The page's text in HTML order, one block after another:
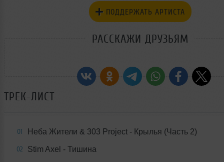
ПОДДЕРЖАТЬ АРТИСТА
РАССКАЖИ ДРУЗЬЯМ
ТРЕК-ЛИСТ
01 Неба Жители & 303 Project - Крылья (Часть 2)
02 Stim Axel - Тишина